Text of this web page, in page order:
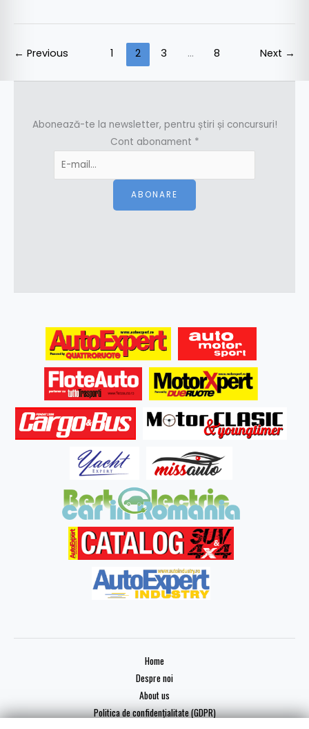
← Previous 1 2 3 … 8 Next →
Abonează-te la newsletter, pentru știri și concursuri!
Cont abonament *
ABONARE
Home
Despre noi
About us
Politica de confidențialitate (GDPR)